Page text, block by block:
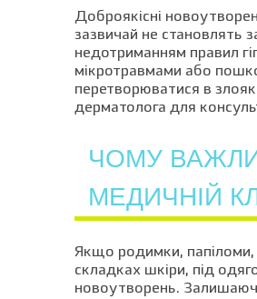
Доброякісні
зазвичай не становлять
недотриманням правил
мікротравмами або
перетворюватися в
дерматолога для
ЧОМУ
МЕДИЧНІЙ
Якщо родимки, папіломи,
складках шкіри, під
новоутворень.